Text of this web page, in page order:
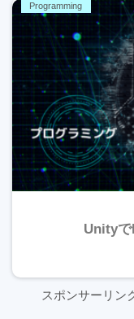
Programming
Unity
スポンサーリン